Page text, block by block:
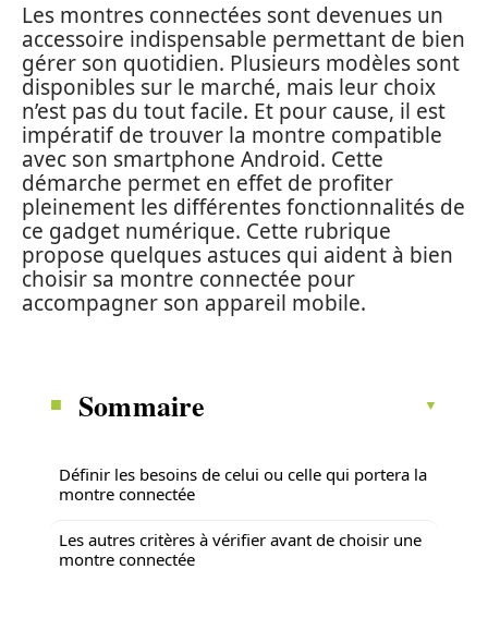
Les montres connectées sont devenues un
accessoire indispensable permettant de bien
gérer son quotidien. Plusieurs modèles sont
disponibles sur le marché, mais leur choix
n’est pas du tout facile. Et pour cause, il est
impératif de trouver la montre compatible
avec son smartphone Android. Cette
démarche permet en effet de profiter
pleinement les différentes fonctionnalités de
ce gadget numérique. Cette rubrique
propose quelques astuces qui aident à bien
choisir sa montre connectée pour
accompagner son appareil mobile.
Sommaire
Définir les besoins de celui ou celle qui portera la
montre connectée
Les autres critères à vérifier avant de choisir une
montre connectée